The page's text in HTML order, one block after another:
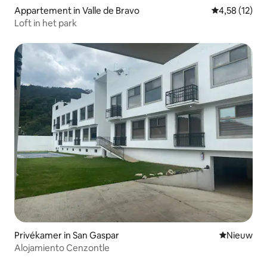
Appartement in Valle de Bravo Gemiddelde
4,58 (12)
Loft in het park
Privékamer in San Gaspar Nieuwe
Nieuw
Alojamiento Cenzontle